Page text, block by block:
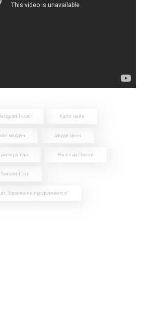
Hotel билл найи
мэдден джуди денч
ричард гир Рональд Пикап
Тэмзин Грэг
Заселение продолжается"